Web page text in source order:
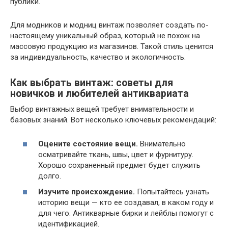
Для модников и модниц винтаж позволяет создать по-
настоящему уникальный образ, который не похож на
массовую продукцию из магазинов. Такой стиль ценится
за индивидуальность, качество и экологичность.
Как выбрать винтаж: советы для
новичков и любителей антиквариата
Выбор винтажных вещей требует внимательности и
базовых знаний. Вот несколько ключевых рекомендаций:
Оцените состояние вещи. Внимательно
осматривайте ткань, швы, цвет и фурнитуру.
Хорошо сохраненный предмет будет служить
долго.
Изучите происхождение. Попытайтесь узнать
историю вещи — кто ее создавал, в каком году и
для чего. Антикварные бирки и лейблы помогут с
идентификацией.